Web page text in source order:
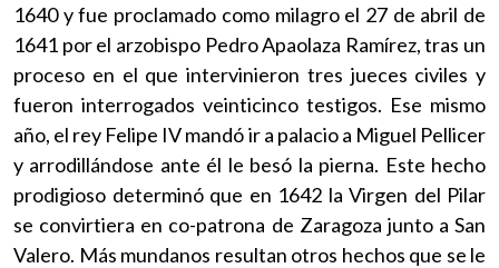
1640 y fue proclamado como milagro el 27 de abril de
1641 por el arzobispo Pedro Apaolaza Ramírez, tras un
proceso en el que intervinieron tres jueces civiles y
fueron interrogados veinticinco testigos. Ese mismo
año, el rey Felipe IV mandó ir a palacio a Miguel Pellicer
y arrodillándose ante él le besó la pierna. Este hecho
prodigioso determinó que en 1642 la Virgen del Pilar
se convirtiera en co-patrona de Zaragoza junto a San
Valero. Más mundanos resultan otros hechos que se le